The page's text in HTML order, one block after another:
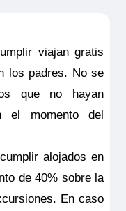
– Seahorse
viajan gratis
los padres. No se
que no hayan
el momento del
alojados en
de 40% sobre la
En caso